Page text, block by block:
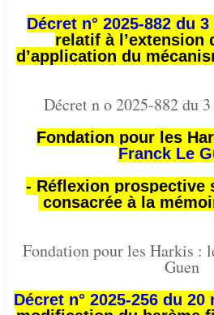
Décret n° 2025-882 du
relatif à l’extension
d’application du
Décret n o 2025-882 du
Fondation pour les
Franck Le
- Réflexion prospective
consacrée à la
Fondation pour les Harkis :
Guen
Décret n° 2025-256 du 20